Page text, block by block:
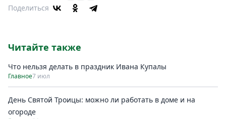
Поделиться
Читайте также
Что нельзя делать в праздник Ивана Купалы
Главное7 июл
День Святой Троицы: можно ли работать в доме и на
огороде